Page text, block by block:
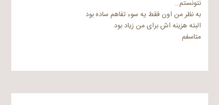
نتونستم…
به نظر من اون فقط یه سوء تفاهم ساده بود
البته هزینه اش برای من زیاد بود
متاسفم